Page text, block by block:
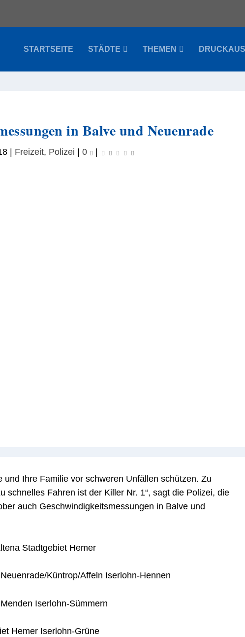
STARTSEITE STÄDTE THEMEN
in Balve und Neuenrade
Freizeit, Polizei |0
und Ihre Familie vor schweren Unfällen schützen. Zu
schnelles Fahren ist der Killer Nr. 1“, sagt die Polizei, die
auch Geschwindigkeitsmessungen in Balve und
Stadtgebiet Hemer
Küntrop/Affeln Iserlohn-Hennen
Iserlohn-Sümmern
Hemer Iserlohn-Grüne